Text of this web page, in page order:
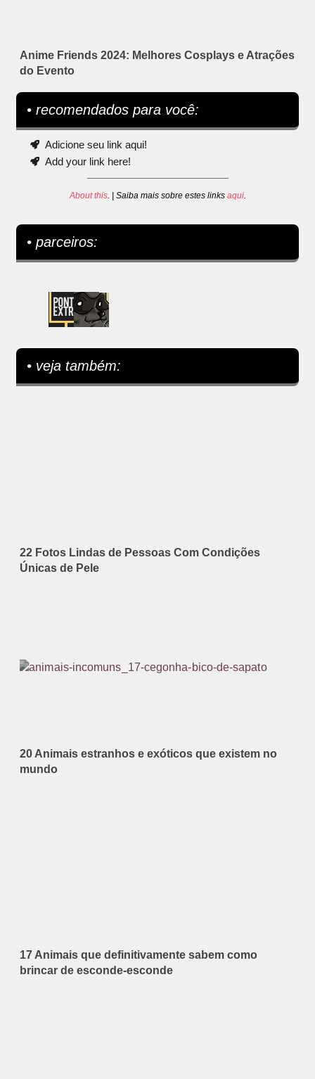
Anime Friends 2024: Melhores Cosplays e Atrações
do Evento
• recomendados para você:
Adicione seu link aqui!
Add your link here!
About this. | Saiba mais sobre estes links aqui.
• parceiros:
• veja também:
22 Fotos Lindas de Pessoas Com Condições
Únicas de Pele
20 Animais estranhos e exóticos que existem no
mundo
17 Animais que definitivamente sabem como
brincar de esconde-esconde